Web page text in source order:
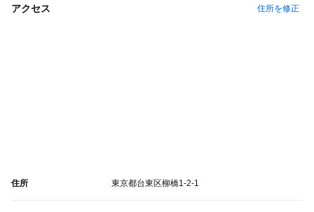
アクセス 住所を修正
住所 東京都台東区柳橋1-2-1